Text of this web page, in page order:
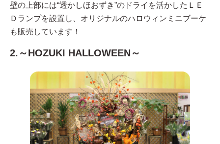
壁の上部には“透かしほおずき”のドライを活かしたＬＥ
Ｄランプを設置し、オリジナルのハロウィンミニブーケ
も販売しています！
2.～HOZUKI HALLOWEEN～